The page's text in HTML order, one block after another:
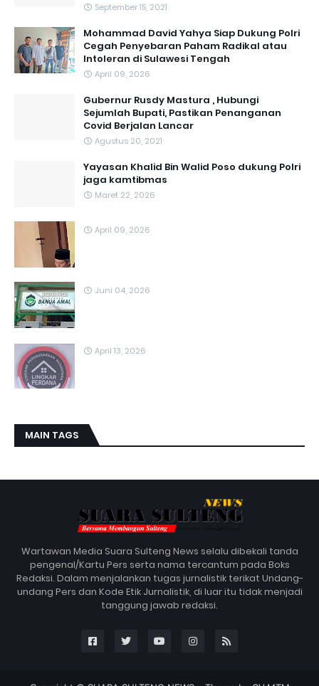
September 15, 2021
Mohammad David Yahya Siap Dukung Polri
Cegah Penyebaran Paham Radikal atau
Intoleran di Sulawesi Tengah
April 09, 2026
Gubernur Rusdy Mastura , Hubungi
Sejumlah Bupati, Pastikan Penanganan
Covid Berjalan Lancar
Agustus 20, 2021
Yayasan Khalid Bin Walid Poso dukung Polri
jaga kamtibmas
Maret 22, 2026
April 09, 2026
Juni 04, 2026
April 13, 2026
MAIN TAGS
Wartawan Media Suara Sulteng News selalu dibekali tanda
pengenal/Kartu Pers serta nama tercantum pada Boks
Redaksi. Dalam menjalankan tugas jurnalistik terikat Undang-
undang Pers dan Kode Etik Jurnalistik, di luar itu tidak menjadi
tanggung jawab redaksi.